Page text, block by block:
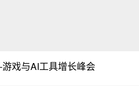
戏与AI工具增长峰会